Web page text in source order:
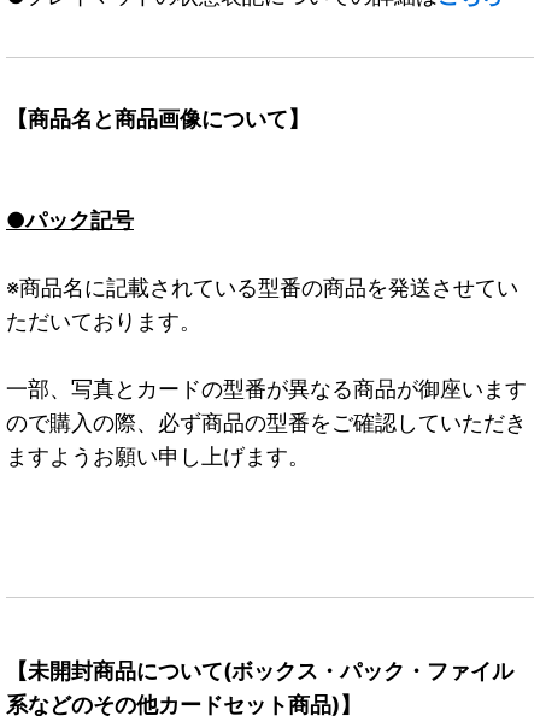
【商品名と商品画像について】
●パック記号
※商品名に記載されている型番の商品を発送させてい
ただいております。
一部、写真とカードの型番が異なる商品が御座います
ので購入の際、必ず商品の型番をご確認していただき
ますようお願い申し上げます。
【未開封商品について(ボックス・パック・ファイル
系などのその他カードセット商品)】